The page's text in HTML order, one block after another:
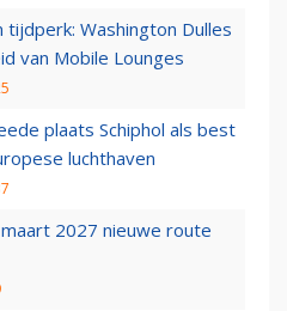
tijdperk: Washington Dulles
van Mobile Lounges
plaats Schiphol als best
luchthaven
2027 nieuwe route